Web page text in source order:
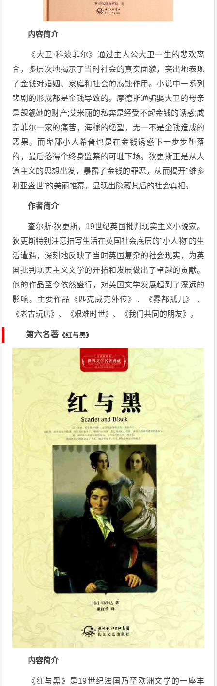
内容简介
《大卫·科波菲尔》通过主人公大卫一生的悲欢离
合，多层次地揭示了当时社会的真实面貌，突出地表现
了金钱对婚姻、家庭和社会的腐蚀作用。小说中一系列
悲剧的形成都是金钱导致的。摩德斯通骗娶大卫的母亲
是觊觎她的财产;艾米丽的私奔是经受不起金钱的诱惑;威
克菲尔一家的痛苦，海穆的绝望，无一不是金钱造成的
恶果。而卑鄙小人希普也是在金钱诱惑下一步步堕落
的，最后落得个终身监禁的可耻下场。狄更斯正是从人
道主义的思想出发，暴露了金钱的罪恶，从而揭开"维多
利亚盛世"的美丽帷幕，显现出隐藏其后的社会真相。
作者简介
查尔斯·狄更斯，19世纪英国批判现实主义小说家。
狄更斯特别注意描写生活在英国社会底层的"小人物"的生
活遭遇，深刻地反映了当时英国复杂的社会现实，为英
国批判现实主义文学的开拓和发展做出了卓越的贡献。
他的作品至今依然盛行，对英国文学发展起到了深远的
影响。主要作品《匹克威克外传》、《雾都孤儿》 、
《老古玩店》、《艰难时世》、《我们共同的朋友》。
第六名著 《红与黑》
内容简介
《红与黑》是19世纪法国乃至欧洲文学的一座丰